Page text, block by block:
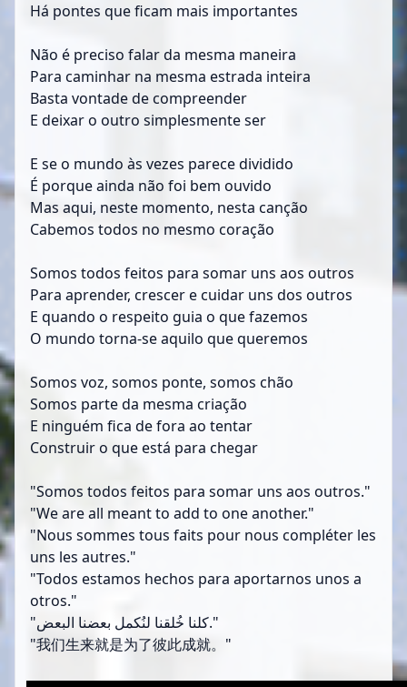
Há pontes que ficam mais importantes
Não é preciso falar da mesma maneira
Para caminhar na mesma estrada inteira
Basta vontade de compreender
E deixar o outro simplesmente ser
E se o mundo às vezes parece dividido
É porque ainda não foi bem ouvido
Mas aqui, neste momento, nesta canção
Cabemos todos no mesmo coração
Somos todos feitos para somar uns aos outros
Para aprender, crescer e cuidar uns dos outros
E quando o respeito guia o que fazemos
O mundo torna-se aquilo que queremos
Somos voz, somos ponte, somos chão
Somos parte da mesma criação
E ninguém fica de fora ao tentar
Construir o que está para chegar
"Somos todos feitos para somar uns aos outros."
"We are all meant to add to one another."
"Nous sommes tous faits pour nous compléter les
uns les autres."
"Todos estamos hechos para aportarnos unos a
otros."
"كلنا خُلقنا لنُكمل بعضنا البعض."
"我们生来就是为了彼此成就。"